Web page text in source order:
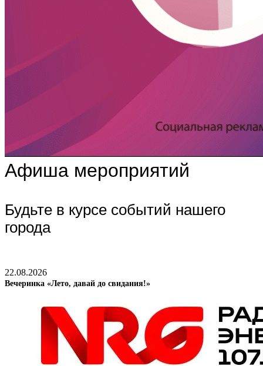
Афиша мероприятий
Будьте в курсе событий нашего
города
22.08.2026
Вечеринка «Лето, давай до свидания!»